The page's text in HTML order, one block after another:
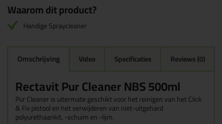
Waarom dit product?
Handige Spraycleaner
Omschrijving Video Specificaties Reviews (0)
Rectavit Pur Cleaner NBS 500ml
Pur Cleaner is uitermate geschikt voor het reinigen van het Click
& Fix pistool en het verwijderen van niet-uitgehard
polyurethaankit, -schuim en -lijm.